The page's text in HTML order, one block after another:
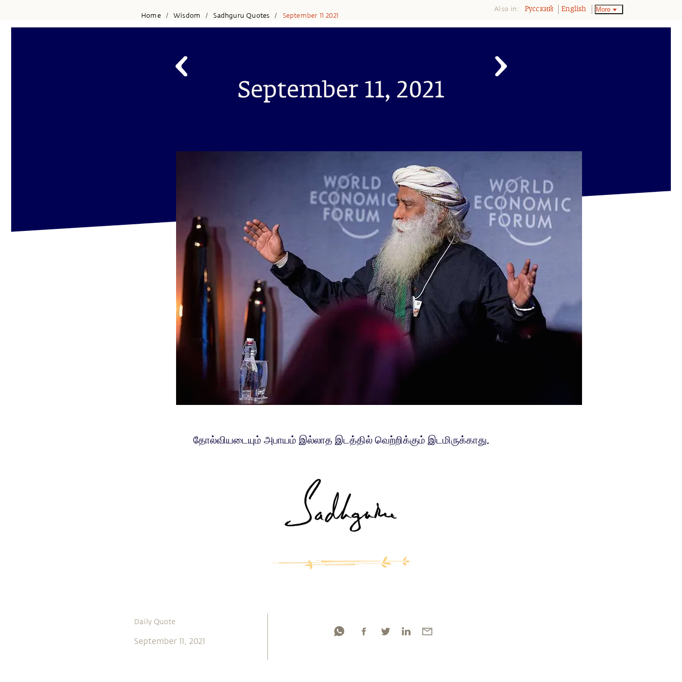
Home / Wisdom / Sadhguru Quotes / September 11 2021
Also in: Pусский English More
September 11, 2021
தோல்வியடையும் அபாயம் இல்லாத இடத்தில் வெற்றிக்கும் இடமிருக்காது.
Daily Quote
September 11, 2021